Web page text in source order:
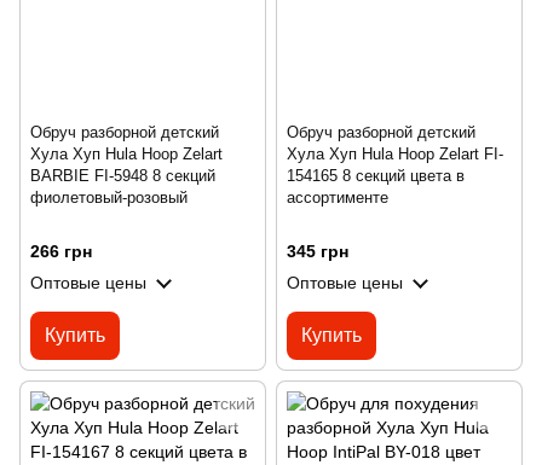
Обруч разборной детский
Хула Хуп Hula Hoop Zelart
BARBIE FI-5948 8 секций
фиолетовый-розовый
266 грн
Оптовые цены
Купить
Обруч разборной детский
Хула Хуп Hula Hoop Zelart FI-
154165 8 секций цвета в
ассортименте
345 грн
Оптовые цены
Купить